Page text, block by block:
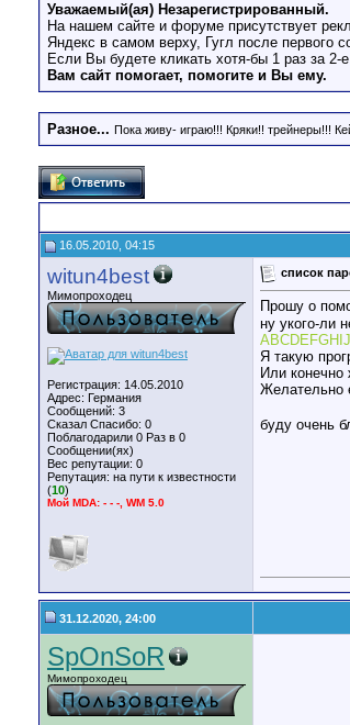
Уважаемый(ая) Незарегистрированный.
На нашем сайте и форуме присутствует
Яндекс в самом верху, Гугл после первого
Если Вы будете кликать хотя-бы 1 раз за 2-
Вам сайт помогает, помогите и Вы ему.
Разное... Пока живу- играю!!! Кряки!! трейнеры!!!
16.05.2010, 04:15
witun4best
Мимопроходец
Регистрация: 14.05.2010
Адрес: Германия
Сообщений: 3
Сказал Спасибо: 0
Поблагодарили 0 Раз в 0
Сообщении(ях)
Вес репутации: 0
Репутация: на пути к известности
(10)
Мой MDA: - - -, WM 5.0
список
Прошу о
ну укого-ли
Я такую
Или конечно
Желательно
буду очень
31.12.2020, 24:00
SpOnSoR
Мимопроходец